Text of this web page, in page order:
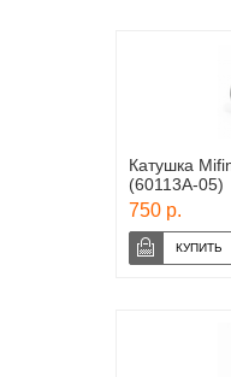
Катушка
(60113А-05)
750 р.